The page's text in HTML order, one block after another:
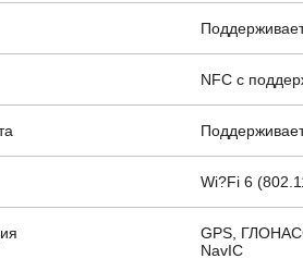
NFC с
Wi?Fi 6
GPS,
NavIC